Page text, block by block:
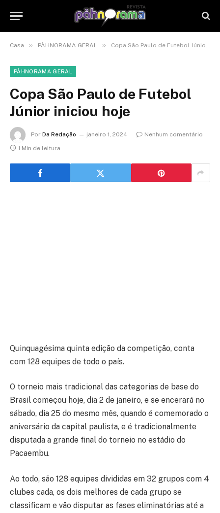
Casa » PÀHNORAMA GERAL » Copa São Paulo de Futebol Júnior iniciou hoje
PÀHNORAMA GERAL
Copa São Paulo de Futebol
Júnior iniciou hoje
Por Da Redação janeiro 1, 2024
Nenhum comentário
1 Min de leitura
Quinquagésima quinta edição da competição, conta
com 128 equipes de todo o país.
O torneio mais tradicional das categorias de base do
Brasil começou hoje, dia 2 de janeiro, e se encerará no
sábado, dia 25 do mesmo mês, quando é comemorado o
aniversário da capital paulista, e é tradicionalmente
disputada a grande final do torneio no estádio do
Pacaembu.
Ao todo, são 128 equipes divididas em 32 grupos com 4
clubes cada, os dois melhores de cada grupo se
classificam e vão disputar as fases eliminatórias até a